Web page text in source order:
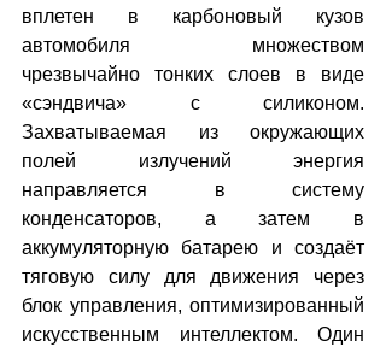
вплетен в карбоновый кузов
автомобиля множеством
чрезвычайно тонких слоев в виде
«сэндвича» с силиконом.
Захватываемая из окружающих
полей излучений энергия
направляется в систему
конденсаторов, а затем в
аккумуляторную батарею и создаёт
тяговую силу для движения через
блок управления, оптимизированный
искусственным интеллектом. Один